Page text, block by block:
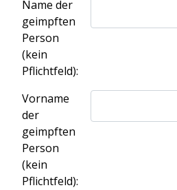
Name der
geimpften
Person
(kein
Pflichtfeld):
Vorname
der
geimpften
Person
(kein
Pflichtfeld):